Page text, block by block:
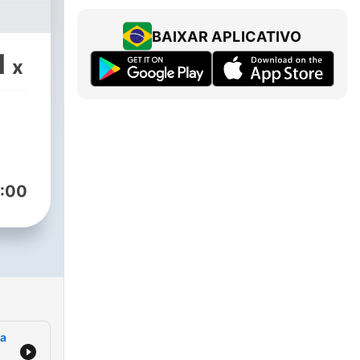
x
BAIXAR APLICATIVO